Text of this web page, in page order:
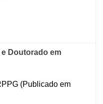
Doutorado em
(Publicado em